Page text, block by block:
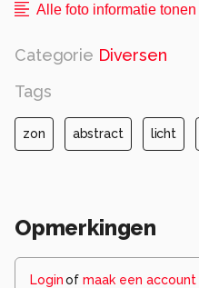
Alle foto informatie tonen
Categorie Diversen
Tags
zon abstract licht
Opmerkingen
Loginof maak een account